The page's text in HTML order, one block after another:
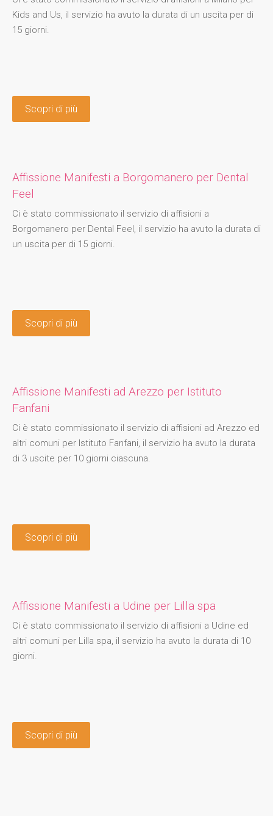
Kids and Us, il servizio ha avuto la durata di un uscita per di
15 giorni.
Scopri di più
Affissione Manifesti a Borgomanero per Dental
Feel
Ci è stato commissionato il servizio di affisioni a
Borgomanero per Dental Feel, il servizio ha avuto la durata di
un uscita per di 15 giorni.
Scopri di più
Affissione Manifesti ad Arezzo per Istituto
Fanfani
Ci è stato commissionato il servizio di affisioni ad Arezzo ed
altri comuni per Istituto Fanfani, il servizio ha avuto la durata
di 3 uscite per 10 giorni ciascuna.
Scopri di più
Affissione Manifesti a Udine per Lilla spa
Ci è stato commissionato il servizio di affisioni a Udine ed
altri comuni per Lilla spa, il servizio ha avuto la durata di 10
giorni.
Scopri di più